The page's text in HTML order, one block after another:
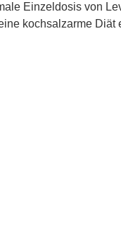
Einzeldosis von
kochsalzarme Diät